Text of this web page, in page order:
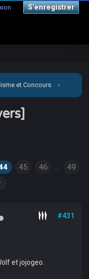
S’enregistrer
et Concours ›
keep
45 46 ...
49
#431
et jojogeo.